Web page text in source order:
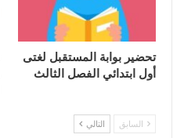
تحضير بوابة المستقبل لغتى
أول ابتدائي الفصل الثالث
السابق التالي